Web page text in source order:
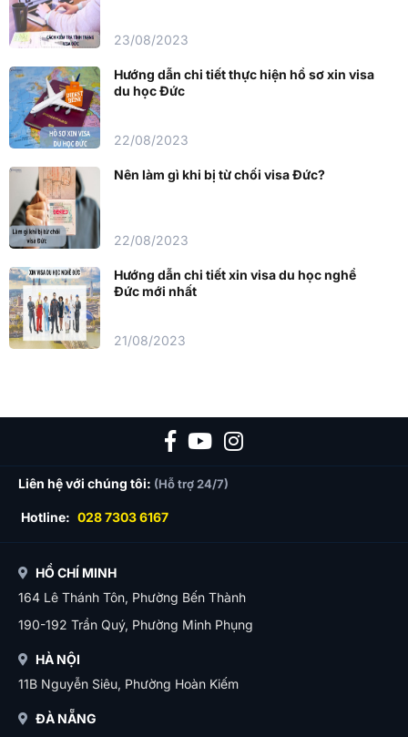
23/08/2023
Hướng dẫn chi tiết thực hiện hồ sơ xin visa
du học Đức
22/08/2023
Nên làm gì khi bị từ chối visa Đức?
22/08/2023
Hướng dẫn chi tiết xin visa du học nghề
Đức mới nhất
21/08/2023
Liên hệ với chúng tôi: (Hỗ trợ 24/7)
Hotline: 028 7303 6167
HỒ CHÍ MINH
164 Lê Thánh Tôn, Phường Bến Thành
190-192 Trần Quý, Phường Minh Phụng
HÀ NỘI
11B Nguyễn Siêu, Phường Hoàn Kiếm
ĐÀ NẴNG